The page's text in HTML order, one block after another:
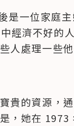
是一位家庭
經濟不好的
人處理一些
貴的資源，
，她在 1973